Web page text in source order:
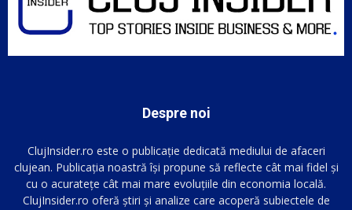
Despre noi
ClujInsider.ro este o publicație dedicată mediului de afaceri
clujean. Publicația noastră își propune să reflecte cât mai fidel și
cu o acuratețe cât mai mare evoluțiile din economia locală.
ClujInsider.ro oferă știri și analize care acoperă subiectele de